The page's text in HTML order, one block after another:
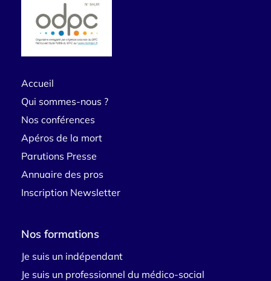
Accueil
Qui sommes-nous ?
Nos conférences
Apéros de la mort
Parutions Presse
Annuaire des pros
Inscription Newsletter
Nos formations
Je suis un indépendant
Je suis un professionnel du médico-social